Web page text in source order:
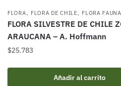
FLORA, FLORA DE CHILE, FLORA
FLORA SILVESTRE DE CHILE
ARAUCANA – A. Hoffmann
$25.783
Añadir al carrito